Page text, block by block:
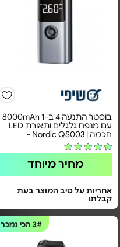
בוסטר התנעה 4 ב-1 8000mAh
עם מנפח גלגלים ותאורת LED
חכמה | Nordic QS003 -
מחיר מיוחד
אחריות על טיב המוצר בעת
קבלתו
3# הכי נמכר